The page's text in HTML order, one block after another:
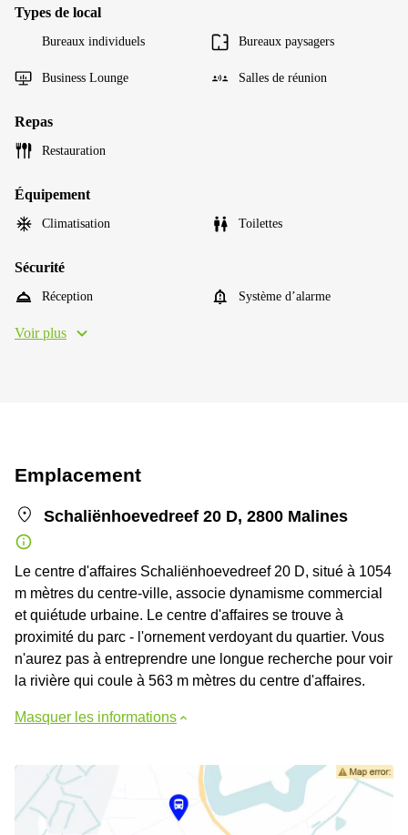
Types de local
Bureaux individuels Bureaux paysagers
Business Lounge Salles de réunion
Repas
Restauration
Équipement
Climatisation Toilettes
Sécurité
Réception Système d’alarme
Voir plus
Emplacement
Schaliënhoevedreef 20 D, 2800 Malines
Le centre d'affaires Schaliënhoevedreef 20 D, situé à 1054
m mètres du centre-ville, associe dynamisme commercial
et quiétude urbaine. Le centre d'affaires se trouve à
proximité du parc - l'ornement verdoyant du quartier. Vous
n'aurez pas à entreprendre une longue recherche pour voir
la rivière qui coule à 563 m mètres du centre d'affaires.
Masquer les informations